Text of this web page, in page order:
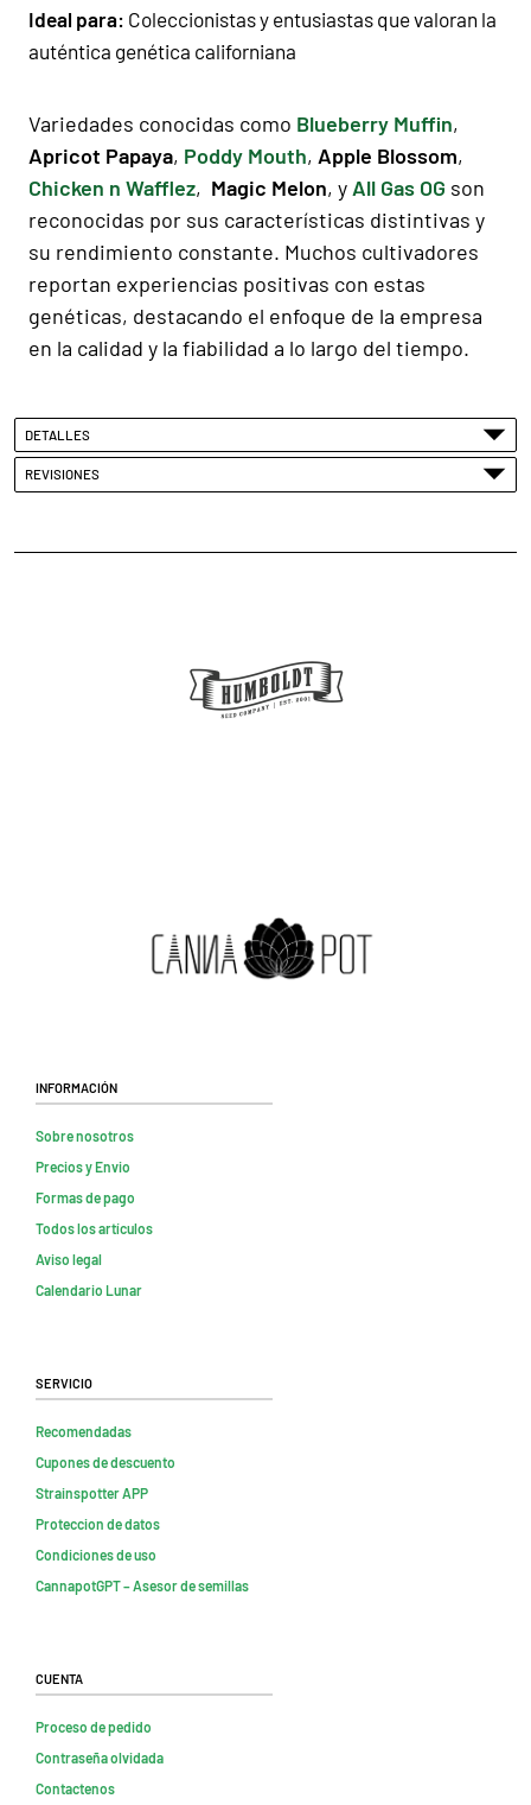
Ideal para: Coleccionistas y entusiastas que valoran la
auténtica genética californiana
Variedades conocidas como Blueberry Muffin,
Apricot Papaya, Poddy Mouth, Apple Blossom,
Chicken n Wafflez, Magic Melon, y All Gas OG son
reconocidas por sus características distintivas y
su rendimiento constante. Muchos cultivadores
reportan experiencias positivas con estas
genéticas, destacando el enfoque de la empresa
en la calidad y la fiabilidad a lo largo del tiempo.
DETALLES
REVISIONES
Información
Sobre nosotros
Precios y Envio
Formas de pago
Todos los artículos
Aviso legal
Calendario Lunar
Servicio
Recomendadas
Cupones de descuento
Strainspotter APP
Proteccion de datos
Condiciones de uso
CannapotGPT – Asesor de semillas
Cuenta
Proceso de pedido
Contraseña olvidada
Contactenos